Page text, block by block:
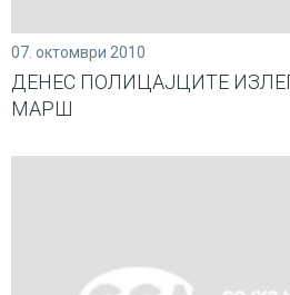
07. октомври 2010
ДЕНЕС ПОЛИЦАЈЦИТЕ
МАРШ